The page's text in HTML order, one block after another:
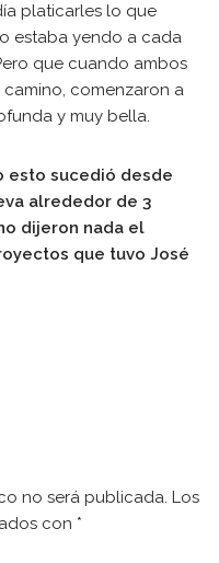
platicarles lo que
estaba yendo a cada
que cuando ambos
comenzaron a
y muy bella.
esto sucedió desde
alrededor de 3
dijeron nada el
que tuvo José
no será publicada. Los
con *